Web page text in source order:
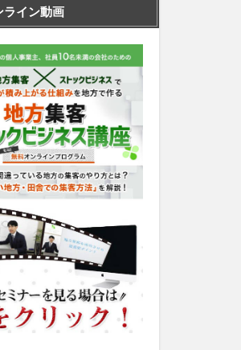
ライン動画